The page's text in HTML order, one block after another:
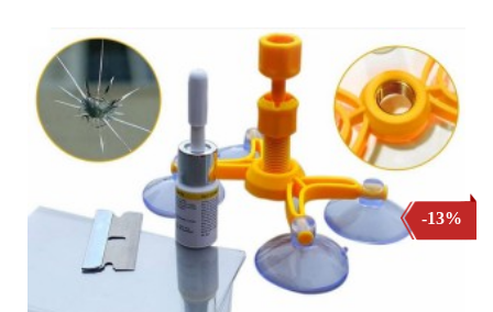
-13%